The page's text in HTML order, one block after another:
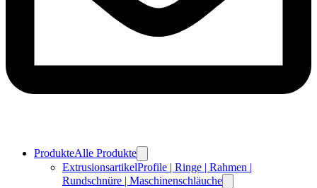
ProdukteAlle Produkte
ExtrusionsartikelProfile | Ringe | Rahmen |
Rundschnüre | Maschinenschläuche